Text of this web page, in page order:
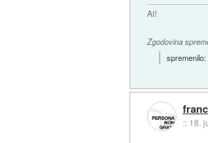
Ai!
Zgodovina
spremenilo:
:: 18.